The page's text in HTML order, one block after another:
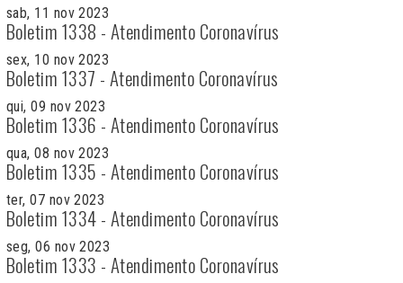
sab, 11 nov 2023
Boletim 1338 - Atendimento Coronavírus
sex, 10 nov 2023
Boletim 1337 - Atendimento Coronavírus
qui, 09 nov 2023
Boletim 1336 - Atendimento Coronavírus
qua, 08 nov 2023
Boletim 1335 - Atendimento Coronavírus
ter, 07 nov 2023
Boletim 1334 - Atendimento Coronavírus
seg, 06 nov 2023
Boletim 1333 - Atendimento Coronavírus